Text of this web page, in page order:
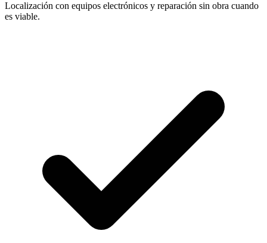
Localización con equipos electrónicos y reparación sin obra cuando
es viable.